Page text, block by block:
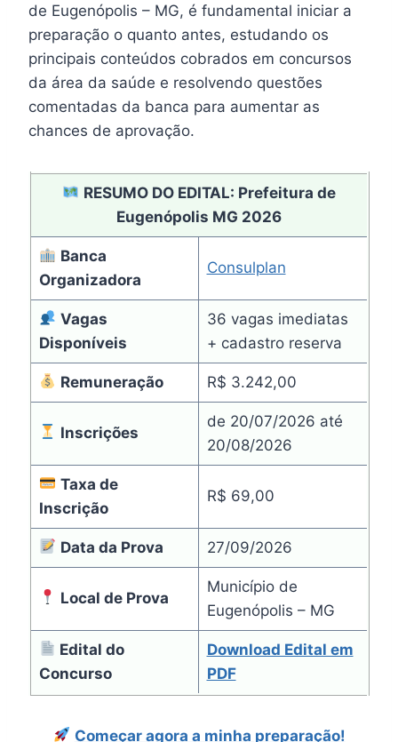
de Eugenópolis – MG, é fundamental iniciar a
preparação o quanto antes, estudando os
principais conteúdos cobrados em concursos
da área da saúde e resolvendo questões
comentadas da banca para aumentar as
chances de aprovação.
RESUMO DO EDITAL: Prefeitura de
Eugenópolis MG 2026
Banca
Organizadora
Consulplan
Vagas
Disponíveis
36 vagas imediatas
+ cadastro reserva
Remuneração R$ 3.242,00
Inscrições
de 20/07/2026 até
20/08/2026
Taxa de
Inscrição
R$ 69,00
Data da Prova 27/09/2026
Local de Prova
Município de
Eugenópolis – MG
Edital do
Concurso
Download Edital em
PDF
Começar agora a minha preparação!